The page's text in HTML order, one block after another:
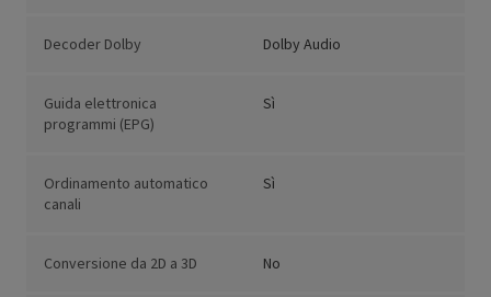
Decoder Dolby Dolby Audio
Guida elettronica
programmi (EPG)
Sì
Ordinamento automatico
canali
Sì
Conversione da 2D a 3D No